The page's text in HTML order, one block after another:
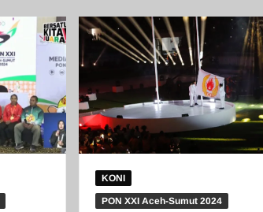
KONI
PON XXI Aceh-Sumut 2024